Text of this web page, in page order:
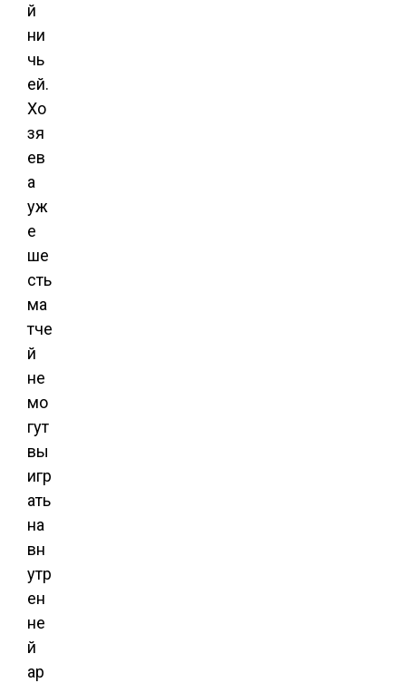
й
ни
чь
ей.
Хо
зя
ев
а
уж
е
ше
сть
ма
тче
й
не
мо
гут
вы
игр
ать
на
вн
утр
ен
не
й
ар